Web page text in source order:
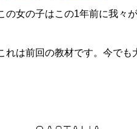
の女の子はこの1年前に我々
れは前回の教材です。今でも